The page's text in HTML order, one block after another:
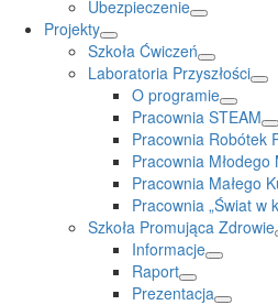
Ubezpieczenie
Projekty
Szkoła Ćwiczeń
Laboratoria Przyszłości
O programie
Pracownia STEAM
Pracownia Robótek
Pracownia
Pracownia Małego
Pracownia „Świat w
Szkoła Promująca Zdrowie
Informacje
Raport
Prezentacja